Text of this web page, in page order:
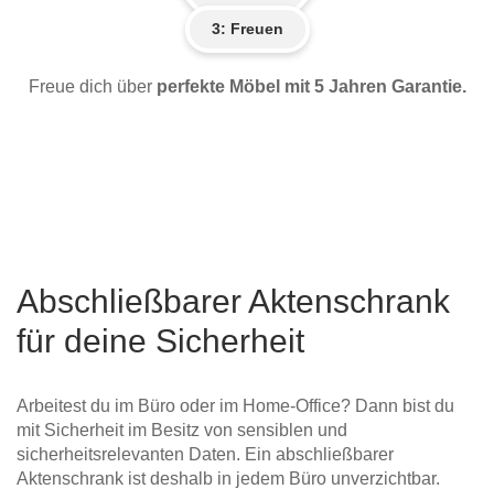
3: Freuen
Freue dich über perfekte Möbel mit 5 Jahren Garantie.
Abschließbarer Aktenschrank
für deine Sicherheit
Arbeitest du im Büro oder im Home-Office? Dann bist du
mit Sicherheit im Besitz von sensiblen und
sicherheitsrelevanten Daten. Ein abschließbarer
Aktenschrank ist deshalb in jedem Büro unverzichtbar.